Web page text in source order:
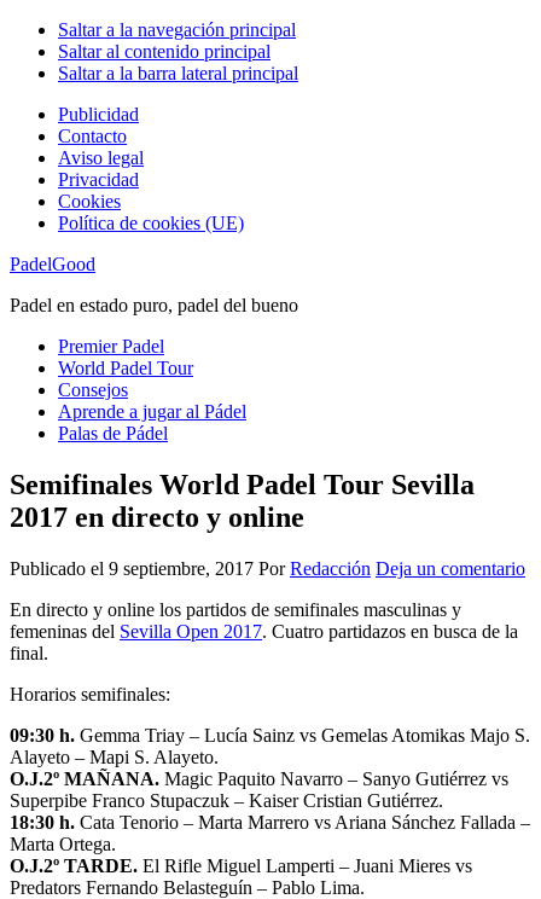
Saltar a la navegación principal
Saltar al contenido principal
Saltar a la barra lateral principal
Publicidad
Contacto
Aviso legal
Privacidad
Cookies
Política de cookies (UE)
PadelGood
Padel en estado puro, padel del bueno
Premier Padel
World Padel Tour
Consejos
Aprende a jugar al Pádel
Palas de Pádel
Semifinales World Padel Tour Sevilla
2017 en directo y online
Publicado el 9 septiembre, 2017 PorRedacción Deja un comentario
En directo y online los partidos de semifinales masculinas y
femeninas del Sevilla Open 2017. Cuatro partidazos en busca de la
final.
Horarios semifinales:
09:30 h. Gemma Triay – Lucía Sainz vs Gemelas Atomikas Majo S.
Alayeto – Mapi S. Alayeto.
O.J.2º MAÑANA. Magic Paquito Navarro – Sanyo Gutiérrez vs
Superpibe Franco Stupaczuk – Kaiser Cristian Gutiérrez.
18:30 h. Cata Tenorio – Marta Marrero vs Ariana Sánchez Fallada –
Marta Ortega.
O.J.2º TARDE. El Rifle Miguel Lamperti – Juani Mieres vs
Predators Fernando Belasteguín – Pablo Lima.